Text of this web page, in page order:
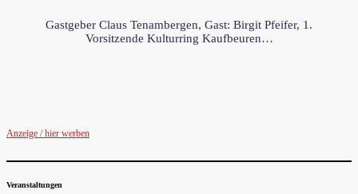
Gastgeber Claus Tenambergen, Gast: Birgit Pfeifer, 1.
Vorsitzende Kulturring Kaufbeuren…
Anzeige / hier werben
Veranstaltungen